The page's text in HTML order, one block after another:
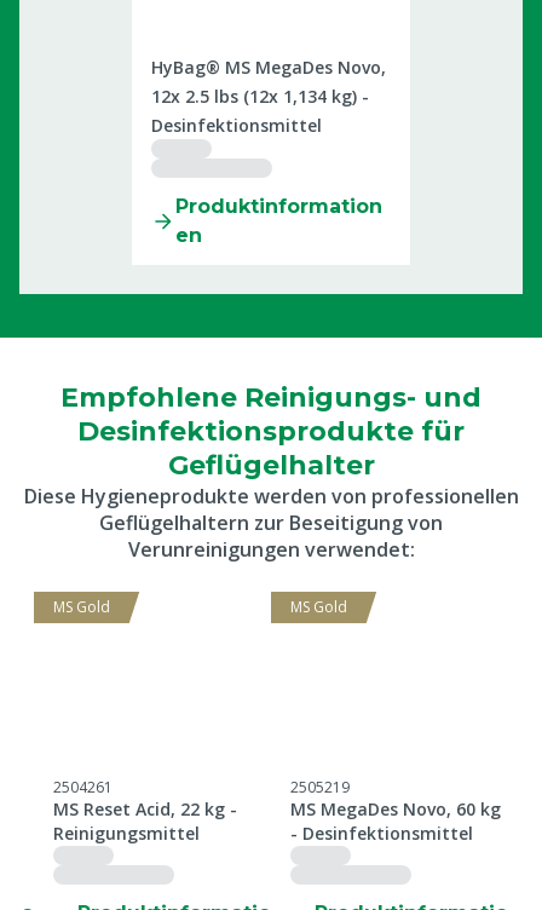
HyBag® MS MegaDes Novo,
12x 2.5 lbs (12x 1,134 kg) -
Desinfektionsmittel
Produktinformation
en
Empfohlene Reinigungs- und
Desinfektionsprodukte für
Geflügelhalter
Diese Hygieneprodukte werden von professionellen
Geflügelhaltern zur Beseitigung von
Verunreinigungen verwendet:
MS Gold
2504261
MS Reset Acid, 22 kg -
Reinigungsmittel
MS Gold
2505219
MS MegaDes Novo, 60 kg
- Desinfektionsmittel